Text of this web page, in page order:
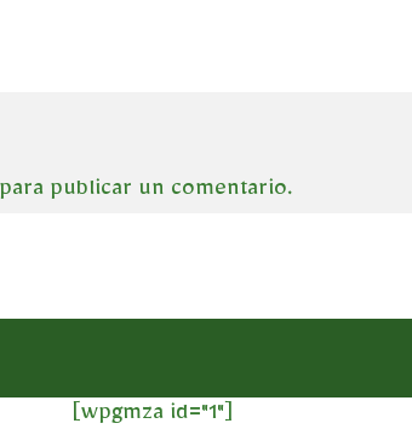
publicar un comentario.
[wpgmza id="1"]